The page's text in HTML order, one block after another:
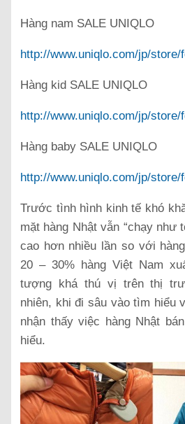
Hàng nam SALE UNIQLO
http://www.uniqlo.com/jp/
Hàng kid SALE UNIQLO
http://www.uniqlo.com/jp/
Hàng baby SALE UNIQLO
http://www.uniqlo.com/jp/
Trước tình hình kinh tế khó
mặt hàng Nhật vẫn “chạy như
cao hơn nhiều lần so với
20 – 30% hàng Việt Nam
tượng khá thú vị trên thị
nhiên, khi đi sâu vào tìm hiểu
nhận thấy việc hàng Nhật
hiểu.